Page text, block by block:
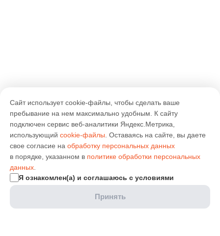
Сайт использует cookie-файлы, чтобы сделать ваше
пребывание на нем максимально удобным. К cайту
подключен сервис веб-аналитики Яндекс.Метрика,
использующий cookie-файлы . Оставаясь на сайте, вы даете
свое согласие на обработку персональных данных
в порядке, указанном в политике обработки персональных
данных
Я ознакомлен(а) и соглашаюсь с условиями
Принять